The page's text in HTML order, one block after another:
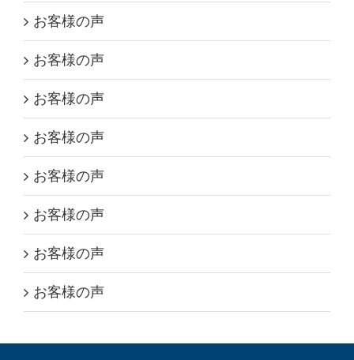
お客様の声
お客様の声
お客様の声
お客様の声
お客様の声
お客様の声
お客様の声
お客様の声